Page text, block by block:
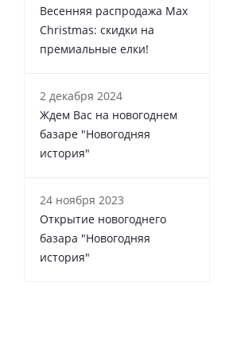
Весенняя распродажа Max
Christmas: скидки на
премиальные елки!
2 декабря 2024
Ждем Вас на новогоднем
базаре "Новогодняя
история"
24 ноября 2023
Открытие новогоднего
базара "Новогодняя
история"